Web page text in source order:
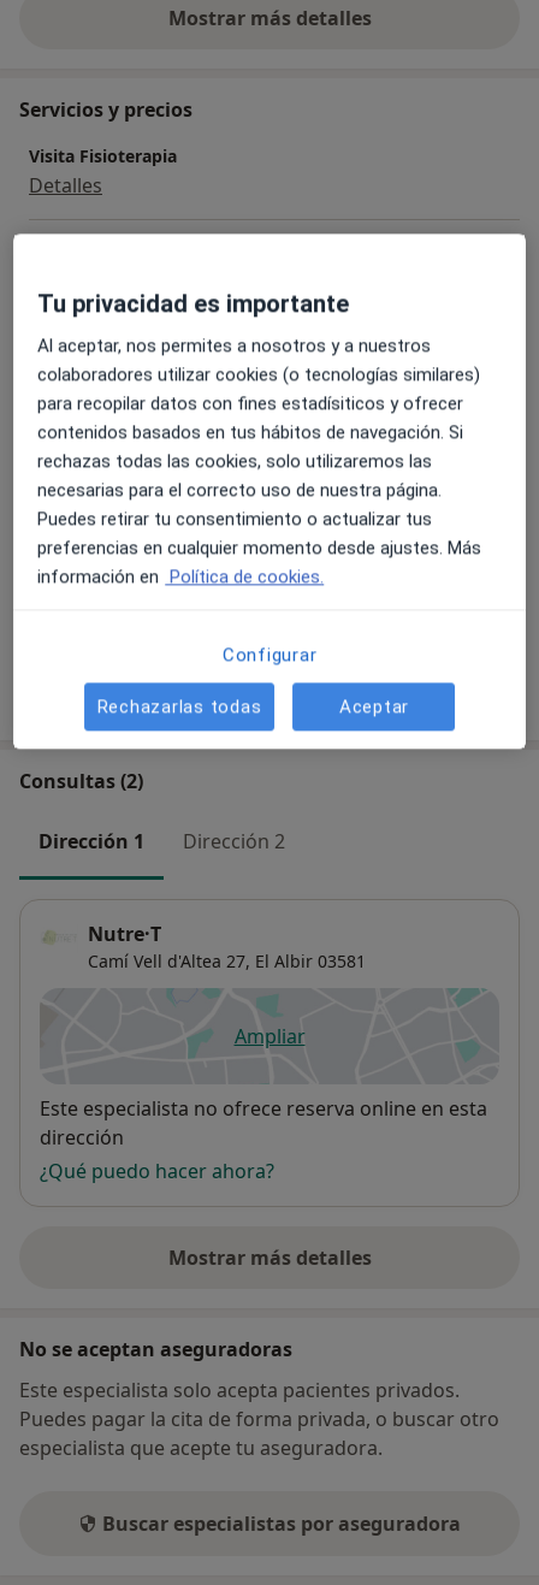
Mostrar más detalles
sobre la experiencia
Servicios y precios
Visita Fisioterapia
Detalles
Tratamiento para suelo pélvico (radiofrecuencia)
Detalles
Tratamiento para suelo pélvico (Indiba)
Detalles
Tratamiento para prolapso
Detalles
¿Cómo funcionan los precios?
Consultas (2)
Dirección 1 Dirección 2
Nutre·T
Camí Vell d'Altea 27, El Albir 03581
Ampliarse abre en una nueva
Disponibilidad
Este especialista no ofrece reserva online en esta
dirección
¿Qué puedo hacer ahora?
Mostrar más detalles
sobre la dirección
No se aceptan aseguradoras
Este especialista solo acepta pacientes privados.
Puedes pagar la cita de forma privada, o buscar otro
especialista que acepte tu aseguradora.
Buscar especialistas por aseguradora
Tu privacidad es importante
Al aceptar, nos permites a nosotros y a nuestros
colaboradores utilizar cookies (o tecnologías similares)
para recopilar datos con fines estadísiticos y ofrecer
contenidos basados en tus hábitos de navegación. Si
rechazas todas las cookies, solo utilizaremos las
necesarias para el correcto uso de nuestra página.
Puedes retirar tu consentimiento o actualizar tus
preferencias en cualquier momento desde ajustes. Más
información en Política de cookies.
Configurar
Rechazarlas todas Aceptar